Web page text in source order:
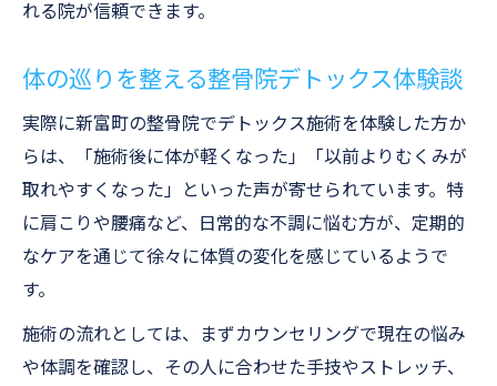
れる院が信頼できます。
体の巡りを整える整骨院デトックス体験談
実際に新富町の整骨院でデトックス施術を体験した方か
らは、「施術後に体が軽くなった」「以前よりむくみが
取れやすくなった」といった声が寄せられています。特
に肩こりや腰痛など、日常的な不調に悩む方が、定期的
なケアを通じて徐々に体質の変化を感じているようで
す。
施術の流れとしては、まずカウンセリングで現在の悩み
や体調を確認し、その人に合わせた手技やストレッチ、